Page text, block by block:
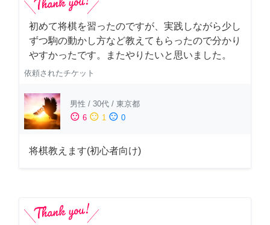
初めて将棋を習ったのですが、実践しながら少し
ずつ駒の動かし方など教えてもらったので分かり
やすかったです。またやりたいと思いました。
依頼されたチケット
男性 / 30代 / 東京都
sentiment_satisfied 6 sentiment_neutral 1 sentiment_dissatisfied 0
将棋教えます(初心者向け)